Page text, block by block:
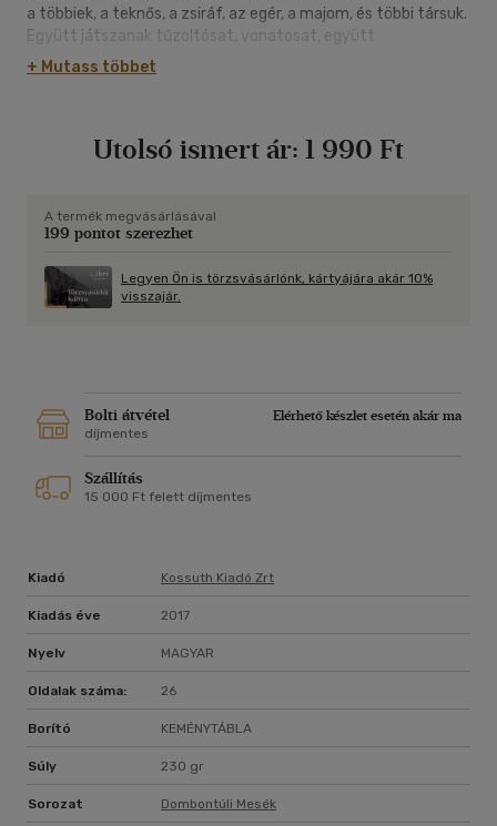
a többiek, a teknős, a zsiráf, az egér, a majom, és többi társuk.
Együtt játszanak tűzoltósat, vonatosat, együtt
csónakáznak a patakban, és persze együtt is csobbannak
bele a vízbe, együtt keresik a titkos átjárót, és a közös
kötetek mindegyikéhez ajándék plüssállat jár, így a gyerekek is
+ Mutass többet
Utolsó ismert ár: 1 990 Ft
A termék megvásárlásával
199 pontot szerezhet
Legyen Ön is törzsvásárlónk, kártyájára akár 10%
visszajár.
Bolti átvétel
Elérhető készlet esetén akár ma
díjmentes
Szállítás
15 000 Ft felett díjmentes
Kiadó Kossuth Kiadó Zrt
Kiadás éve 2017
Nyelv MAGYAR
Oldalak száma: 26
Borító KEMÉNYTÁBLA
Súly 230 gr
Sorozat Dombontúli Mesék